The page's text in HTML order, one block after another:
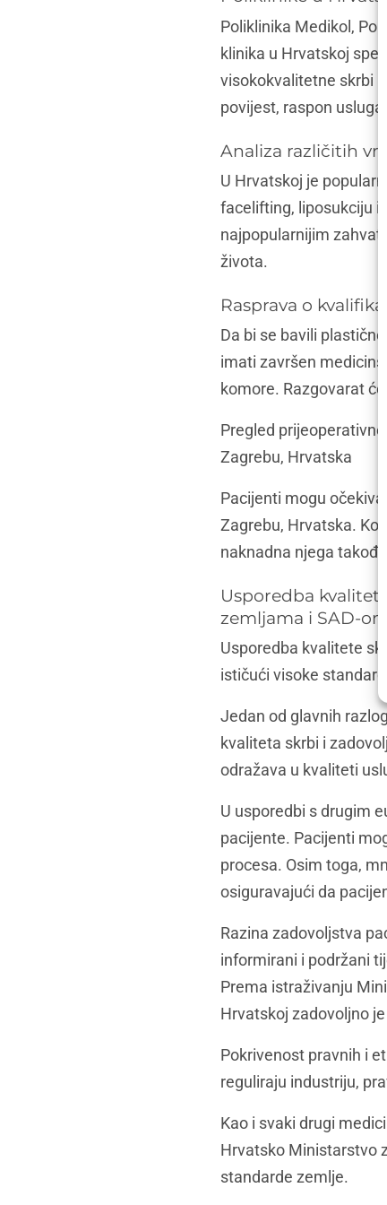
Poliklinika Medikol,
klinika u Hrvatskoj
visokokvalitetne skrbi i
povijest, raspon
Analiza različitih
U Hrvatskoj je
facelifting, liposukciju i
najpopularnijim
života.
Rasprava o
Da bi se bavili
imati završen
komore. Razgovarat
Pregled
Zagrebu, Hrvatska
Pacijenti mogu
Zagrebu, Hrvatska.
naknadna njega
Usporedba
zemljama i SAD-om
Usporedba kvalitete
ističući visoke
Jedan od glavnih
kvaliteta skrbi i
odražava u kvaliteti
U usporedbi s drugim
pacijente. Pacijenti
procesa. Osim toga,
osiguravajući da
Razina zadovoljstva
informirani i podržani
Prema istraživanju
Hrvatskoj zadovoljno
Pokrivenost pravnih i
reguliraju industriju,
Kao i svaki drugi
Hrvatsko Ministarstvo
standarde zemlje.